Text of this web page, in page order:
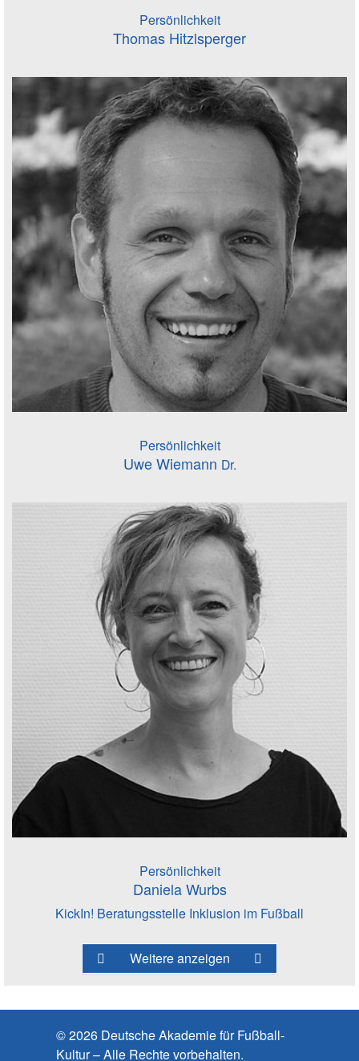
Persönlichkeit
Thomas Hitzlsperger
Persönlichkeit
Uwe Wiemann Dr.
Persönlichkeit
Daniela Wurbs
KickIn! Beratungsstelle Inklusion im Fußball
Weitere anzeigen
© 2026 Deutsche Akademie für Fußball-
Kultur – Alle Rechte vorbehalten.